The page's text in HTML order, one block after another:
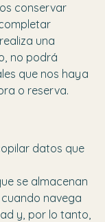
conservar
una
no podrá
que nos haya
o reserva.
datos que
se almacenan
navega
y, por lo tanto,